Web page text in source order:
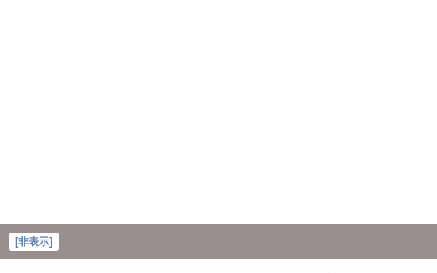
[非表示]